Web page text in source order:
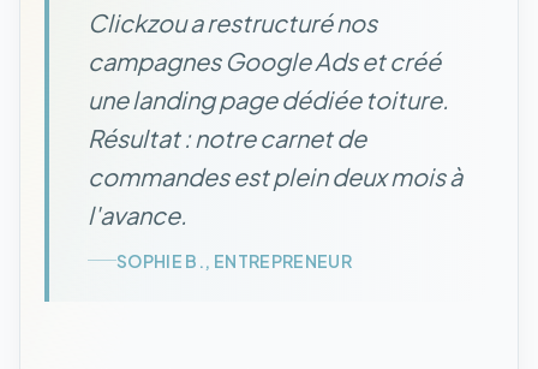
Clickzou a restructuré nos
campagnes Google Ads et créé
une landing page dédiée toiture.
Résultat : notre carnet de
commandes est plein deux mois à
l'avance.
SOPHIE B., ENTREPRENEUR